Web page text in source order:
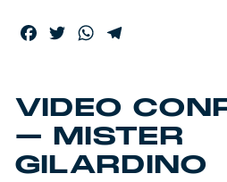
Isolani x Genoa
Gift Card Online Store
Facebook
TwitterWhatsApp
VIDEO
– MISTER
GILARDINO